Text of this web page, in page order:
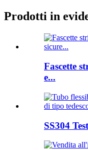
Prodotti in
Fascette
e...
SS304